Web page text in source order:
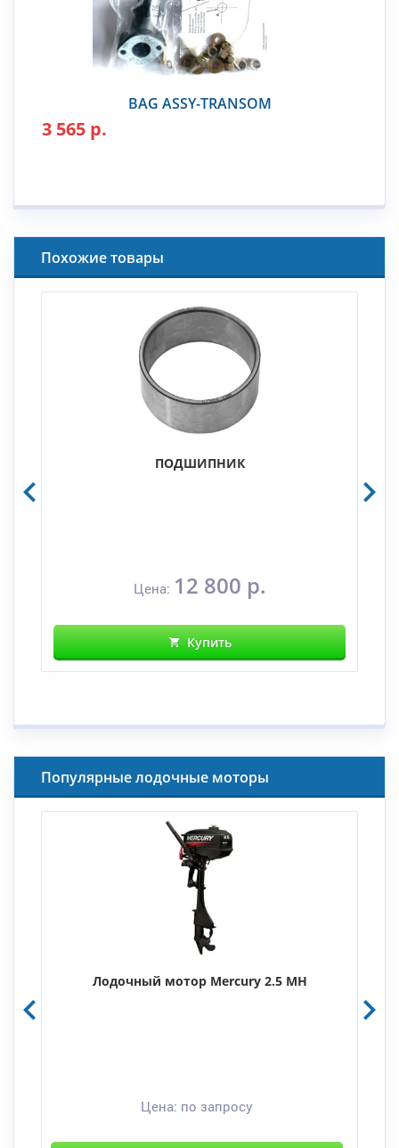
BAG ASSY-TRANSOM
3 565 р.
Похожие товары
ПОДШИПНИК
Цена: 12 800 р.
Купить
Популярные лодочные моторы
Лодочный мотор Mercury 2.5 MH
Цена: по запросу